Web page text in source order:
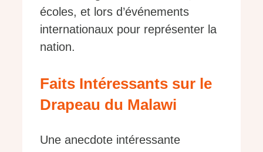
écoles, et lors d’événements
internationaux pour représenter la
nation.
Faits Intéressants sur le
Drapeau du Malawi
Une anecdote intéressante